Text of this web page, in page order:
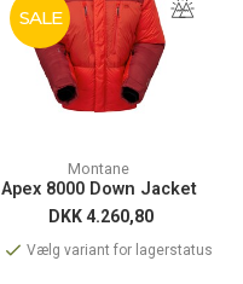
SALE
Montane
Apex 8000 Down Jacket
DKK4.260,80
Vælg variant for lagerstatus